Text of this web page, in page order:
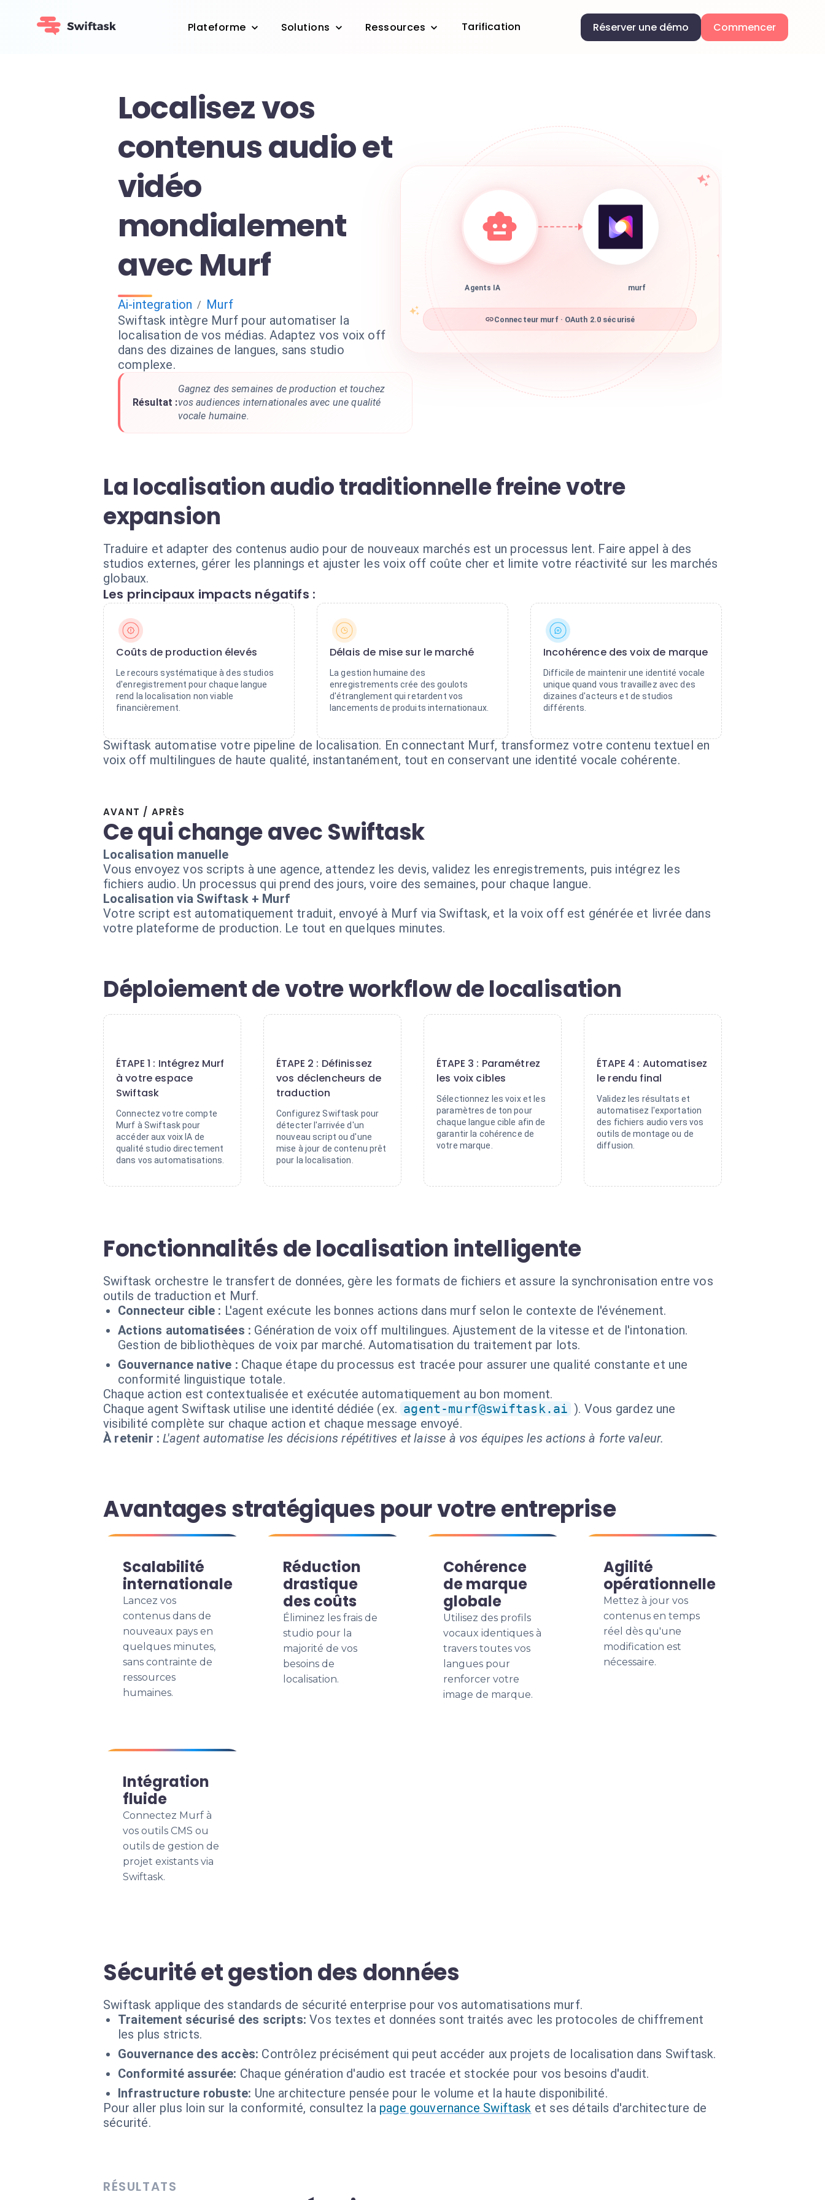
Plateforme Solutions Ressources Tarification Réserver une démo Commencer
Localisez vos
contenus audio et
vidéo
mondialement
avec Murf
Ai-integration / Murf
Swiftask intègre Murf pour automatiser la
localisation de vos médias. Adaptez vos voix off
dans des dizaines de langues, sans studio
complexe.
Résultat :
Gagnez des semaines de production et touchez
vos audiences internationales avec une qualité
vocale humaine.
Agents IA murf
Connecteur murf · OAuth 2.0 sécurisé
La localisation audio traditionnelle freine votre
expansion
Traduire et adapter des contenus audio pour de nouveaux marchés est un processus lent. Faire appel à des
studios externes, gérer les plannings et ajuster les voix off coûte cher et limite votre réactivité sur les marchés
globaux.
Les principaux impacts négatifs :
Coûts de production élevés
Le recours systématique à des studios
d'enregistrement pour chaque langue
rend la localisation non viable
financièrement.
Délais de mise sur le marché
La gestion humaine des
enregistrements crée des goulots
d'étranglement qui retardent vos
lancements de produits internationaux.
Incohérence des voix de marque
Difficile de maintenir une identité vocale
unique quand vous travaillez avec des
dizaines d'acteurs et de studios
différents.
Swiftask automatise votre pipeline de localisation. En connectant Murf, transformez votre contenu textuel en
voix off multilingues de haute qualité, instantanément, tout en conservant une identité vocale cohérente.
AVANT / APRÈS
Ce qui change avec Swiftask
Localisation manuelle
Vous envoyez vos scripts à une agence, attendez les devis, validez les enregistrements, puis intégrez les
fichiers audio. Un processus qui prend des jours, voire des semaines, pour chaque langue.
Localisation via Swiftask + Murf
Votre script est automatiquement traduit, envoyé à Murf via Swiftask, et la voix off est générée et livrée dans
votre plateforme de production. Le tout en quelques minutes.
Déploiement de votre workflow de localisation
ÉTAPE 1 : Intégrez Murf
à votre espace
Swiftask
Connectez votre compte
Murf à Swiftask pour
accéder aux voix IA de
qualité studio directement
dans vos automatisations.
ÉTAPE 2 : Définissez
vos déclencheurs de
traduction
Configurez Swiftask pour
détecter l'arrivée d'un
nouveau script ou d'une
mise à jour de contenu prêt
pour la localisation.
ÉTAPE 3 : Paramétrez
les voix cibles
Sélectionnez les voix et les
paramètres de ton pour
chaque langue cible afin de
garantir la cohérence de
votre marque.
ÉTAPE 4 : Automatisez
le rendu final
Validez les résultats et
automatisez l'exportation
des fichiers audio vers vos
outils de montage ou de
diffusion.
Fonctionnalités de localisation intelligente
Swiftask orchestre le transfert de données, gère les formats de fichiers et assure la synchronisation entre vos
outils de traduction et Murf.
Connecteur cible : L'agent exécute les bonnes actions dans murf selon le contexte de l'événement.
Actions automatisées : Génération de voix off multilingues. Ajustement de la vitesse et de l'intonation.
Gestion de bibliothèques de voix par marché. Automatisation du traitement par lots.
Gouvernance native : Chaque étape du processus est tracée pour assurer une qualité constante et une
conformité linguistique totale.
Chaque action est contextualisée et exécutée automatiquement au bon moment.
Chaque agent Swiftask utilise une identité dédiée (ex. agent-murf@swiftask.ai ). Vous gardez une
visibilité complète sur chaque action et chaque message envoyé.
À retenir : L'agent automatise les décisions répétitives et laisse à vos équipes les actions à forte valeur.
Avantages stratégiques pour votre entreprise
Scalabilité
internationale
Lancez vos
contenus dans de
nouveaux pays en
quelques minutes,
sans contrainte de
ressources
humaines.
Réduction
drastique
des coûts
Éliminez les frais de
studio pour la
majorité de vos
besoins de
localisation.
Cohérence
de marque
globale
Utilisez des profils
vocaux identiques à
travers toutes vos
langues pour
renforcer votre
image de marque.
Agilité
opérationnelle
Mettez à jour vos
contenus en temps
réel dès qu'une
modification est
nécessaire.
Intégration
fluide
Connectez Murf à
vos outils CMS ou
outils de gestion de
projet existants via
Swiftask.
Sécurité et gestion des données
Swiftask applique des standards de sécurité enterprise pour vos automatisations murf.
Traitement sécurisé des scripts: Vos textes et données sont traités avec les protocoles de chiffrement
les plus stricts.
Gouvernance des accès: Contrôlez précisément qui peut accéder aux projets de localisation dans Swiftask.
Conformité assurée: Chaque génération d'audio est tracée et stockée pour vos besoins d'audit.
Infrastructure robuste: Une architecture pensée pour le volume et la haute disponibilité.
Pour aller plus loin sur la conformité, consultez la page gouvernance Swiftask et ses détails d'architecture de
sécurité.
RÉSULTATS